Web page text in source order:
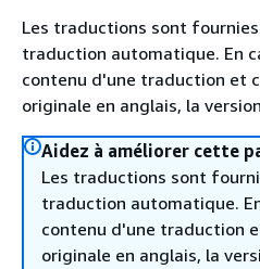
Les traductions sont
traduction automatique. En
contenu d'une traduction et
originale en anglais, la
Aidez à améliorer cette
Les traductions sont
traduction automatique.
contenu d'une traduction
originale en anglais, la